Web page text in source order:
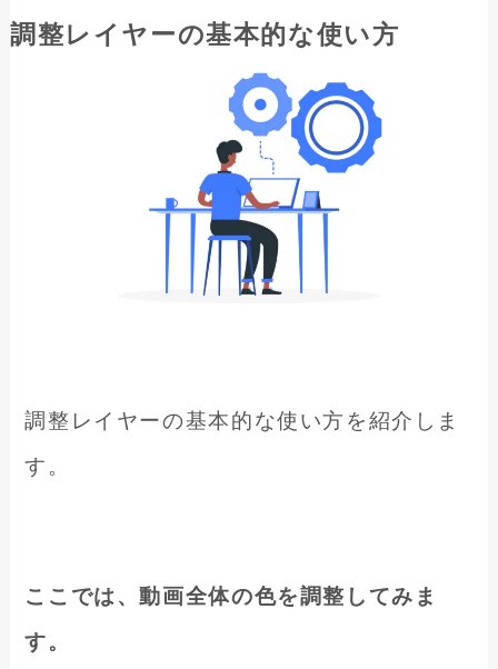
調整レイヤーの基本的な使い方
調整レイヤーの基本的な使い方を紹介しま
す。
ここでは、動画全体の色を調整してみま
す。